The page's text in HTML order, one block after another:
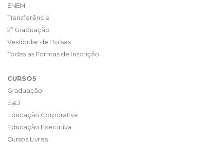
ENEM
Transferência
2ª Graduação
Vestibular de Bolsas
Todas as Formas de Inscrição
CURSOS
Graduação
EaD
Educação Corporativa
Educação Executiva
Cursos Livres